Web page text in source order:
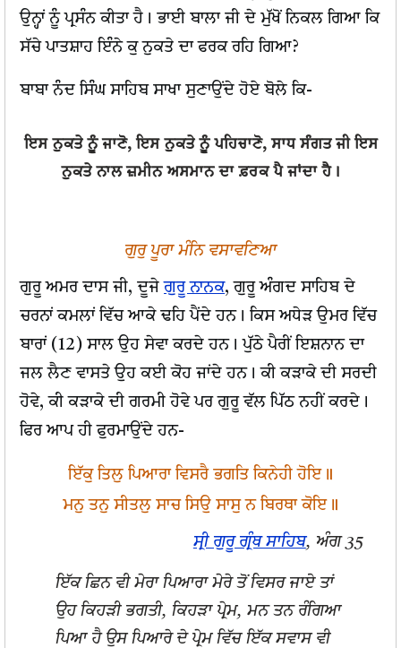
ਉਨ੍ਹਾਂ ਨੂੰ ਪ੍ਰਸੰਨ ਕੀਤਾ ਹੈ। ਭਾਈ ਬਾਲਾ ਜੀ ਦੇ ਮੁੱਖੋਂ ਨਿਕਲ ਗਿਆ ਕਿ
ਸੱਚੇ ਪਾਤਸ਼ਾਹ ਇੰਨੇ ਕੁ ਨੁਕਤੇ ਦਾ ਫਰਕ ਰਹਿ ਗਿਆ?
ਬਾਬਾ ਨੰਦ ਸਿੰਘ ਸਾਹਿਬ ਸਾਖਾ ਸੁਣਾਉਂਦੇ ਹੋਏ ਬੋਲੇ ਕਿ-
ਇਸ ਨੁਕਤੇ ਨੂੰ ਜਾਣੋ, ਇਸ ਨੁਕਤੇ ਨੂੰ ਪਹਿਚਾਣੋ, ਸਾਧ ਸੰਗਤ ਜੀ ਇਸ
ਨੁਕਤੇ ਨਾਲ ਜ਼ਮੀਨ ਅਸਮਾਨ ਦਾ ਫ਼ਰਕ ਪੈ ਜਾਂਦਾ ਹੈ।
ਗੁਰੁ ਪੂਰਾ ਮੰਨਿ ਵਸਾਵਣਿਆ
ਗੁਰੂ ਅਮਰ ਦਾਸ ਜੀ, ਦੂਜੇਗੁਰੂ ਨਾਨਕ, ਗੁਰੂ ਅੰਗਦ ਸਾਹਿਬ ਦੇ
ਚਰਨਾਂ ਕਮਲਾਂ ਵਿੱਚ ਆਕੇ ਢਹਿ ਪੈਂਦੇ ਹਨ। ਕਿਸ ਅਧੇੜ ਉਮਰ ਵਿੱਚ
ਬਾਰਾਂ (12) ਸਾਲ ਉਹ ਸੇਵਾ ਕਰਦੇ ਹਨ। ਪੁੱਠੇ ਪੈਰੀਂ ਇਸ਼ਨਾਨ ਦਾ
ਜਲ ਲੈਣ ਵਾਸਤੇ ਉਹ ਕਈ ਕੋਹ ਜਾਂਦੇ ਹਨ। ਕੀ ਕੜਾਕੇ ਦੀ ਸਰਦੀ
ਹੋਵੇ, ਕੀ ਕੜਾਕੇ ਦੀ ਗਰਮੀ ਹੋਵੇ ਪਰ ਗੁਰੂ ਵੱਲ ਪਿੱਠ ਨਹੀਂ ਕਰਦੇ।
ਫਿਰ ਆਪ ਹੀ ਫੁਰਮਾਉਂਦੇ ਹਨ-
ਇੱਕੁ ਤਿਲੁ ਪਿਆਰਾ ਵਿਸਰੈ ਭਗਤਿ ਕਿਨੇਹੀ ਹੋਇ॥
ਮਨੁ ਤਨੁ ਸੀਤਲੁ ਸਾਚ ਸਿਉ ਸਾਸੁ ਨ ਬਿਰਥਾ ਕੋਇ॥
ਸ੍ਰੀ ਗੁਰੂ ਗ੍ਰੰਥ ਸਾਹਿਬ, ਅੰਗ 35
ਇੱਕ ਛਿਨ ਵੀ ਮੇਰਾ ਪਿਆਰਾ ਮੇਰੇ ਤੋਂ ਵਿਸਰ ਜਾਏ ਤਾਂ
ਉਹ ਕਿਹੜੀ ਭਗਤੀ, ਕਿਹੜਾ ਪ੍ਰੇਮ, ਮਨ ਤਨ ਰੰਗਿਆ
ਪਿਆ ਹੈ ਉਸ ਪਿਆਰੇ ਦੇ ਪ੍ਰੇਮ ਵਿੱਚ ਇੱਕ ਸਵਾਸ ਵੀ